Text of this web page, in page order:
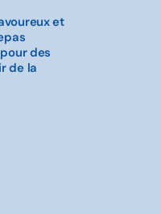
et
des
de la